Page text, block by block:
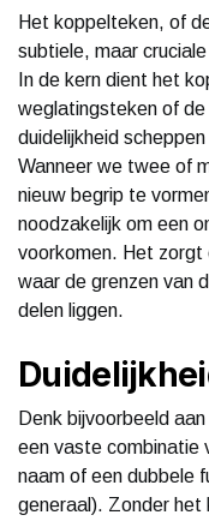
Het koppelteken, of
subtiele, maar
In de kern dient het
weglatingsteken of
duidelijkheid
Wanneer we twee of
nieuw begrip te
noodzakelijk om een
voorkomen. Het
waar de grenzen van
delen liggen.
Denk bijvoorbeeld
een vaste combinatie
naam of een dubbele
generaal). Zonder het